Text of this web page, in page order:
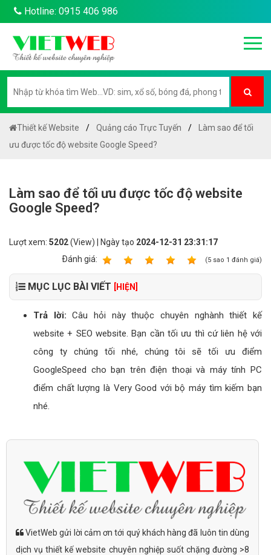
Hotline: 0915 406 986
Thiết kế Website Quảng cáo Trực Tuyến
Làm sao để tối
ưu được tốc độ website Google Speed?
Làm sao để tối ưu được tốc độ website
Google Speed?
Lượt xem: 5202(View) | Ngày tạo 2024-12-31 23:31:17
Ðánh giá:
(5 sao 1 đánh giá)
MỤC LỤC BÀI VIẾT [HIỆN]
Trả lời:Câu hỏi này thuộc chuyên nghành thiết kế
website + SEO website. Bạn cần tối ưu thì cứ liên hệ với
công ty chúng tối nhé, chúng tôi sẽ tối ưu điểm
GoogleSpeed cho bạn trên điện thoại và máy tính PC
điểm chất lượng là Very Good với bộ máy tìm kiếm bạn
nhé.
VietWeb gửi lời cảm ơn tới quý khách hàng đã luôn tin dùng
dịch vụ thiết kế website chuyên nghiệp suốt chặng đường >8